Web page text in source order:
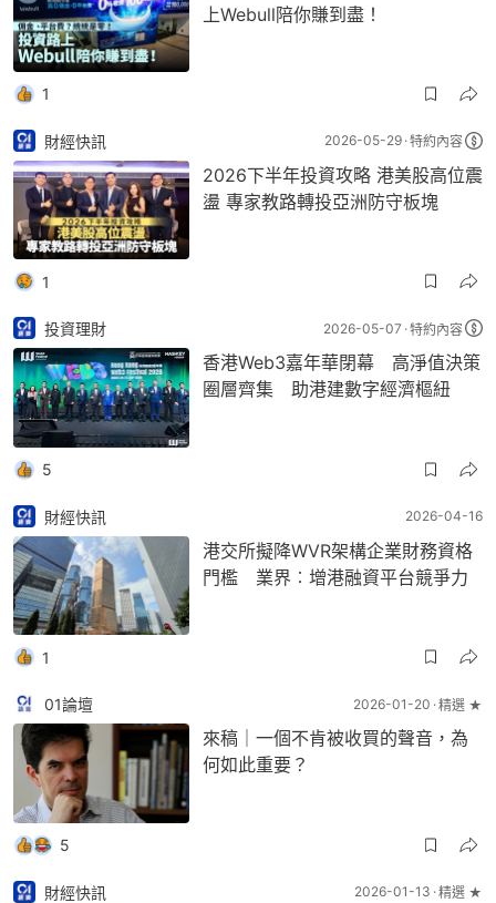
上Webull陪你賺到盡！
1
財經快訊 2026-05-29 特約內容
2026下半年投資攻略 港美股高位震
盪 專家教路轉投亞洲防守板塊
1
投資理財 2026-05-07 特約內容
香港Web3嘉年華閉幕 高淨值決策
圈層齊集 助港建數字經濟樞紐
5
財經快訊 2026-04-16
港交所擬降WVR架構企業財務資格
門檻 業界︰增港融資平台競爭力
1
01論壇 2026-01-20 精選 ★
來稿｜一個不肯被收買的聲音，為
何如此重要？
5
財經快訊 2026-01-13 精選 ★